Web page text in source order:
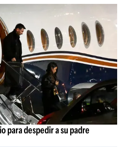
para despedir a su padre